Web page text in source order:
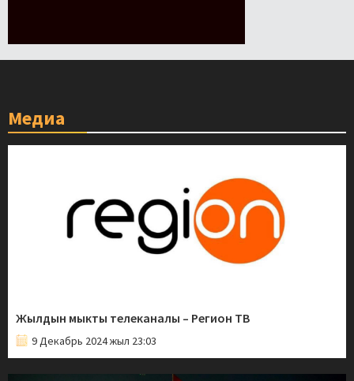
Медиа
Жылдын мыкты телеканалы – Регион ТВ
9 Декабрь 2024 жыл 23:03